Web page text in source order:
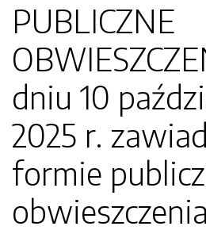
PUBLICZNE
dniu 10
2025 r.
formie